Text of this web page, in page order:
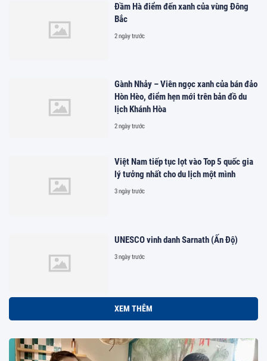
Đầm Hà điểm đến xanh của vùng Đông
Bắc
2 ngày trước
Gành Nhảy – Viên ngọc xanh của bán đảo
Hòn Hèo, điểm hẹn mới trên bản đồ du
lịch Khánh Hòa
2 ngày trước
Việt Nam tiếp tục lọt vào Top 5 quốc gia
lý tưởng nhất cho du lịch một mình
3 ngày trước
UNESCO vinh danh Sarnath (Ấn Độ)
3 ngày trước
XEM THÊM